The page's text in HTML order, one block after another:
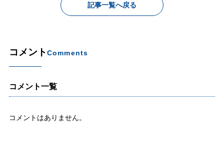
記事一覧へ戻る
コメントComments
コメント一覧
コメントはありません。